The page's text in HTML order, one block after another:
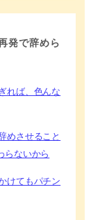
発で辞めら
れば、色んな
めさせること
らないから
けてもパチン